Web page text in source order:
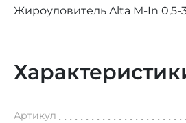
Артикул